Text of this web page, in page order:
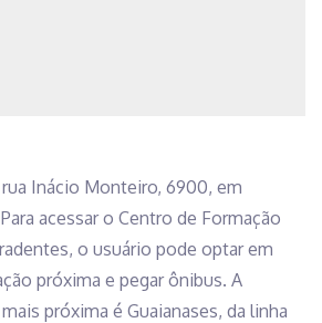
Inácio Monteiro, 6900, em
acessar o Centro de Formação
o usuário pode optar em
próxima e pegar ônibus. A
próxima é Guaianases, da linha